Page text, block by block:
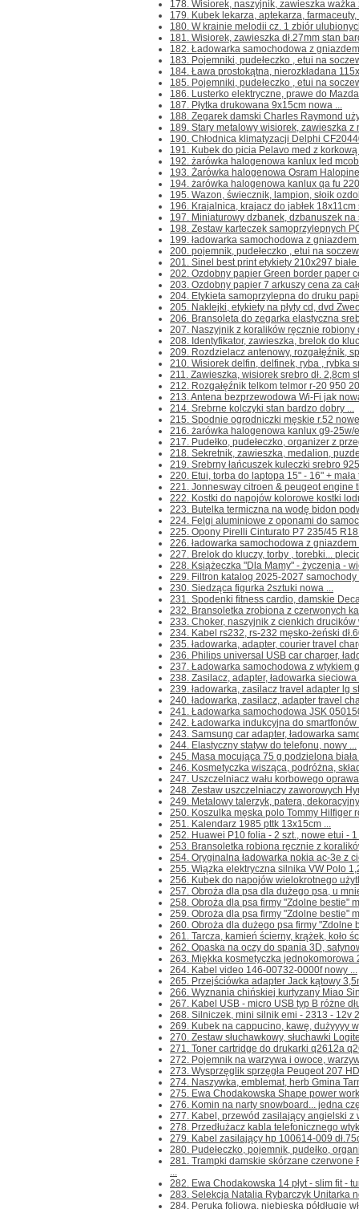
178. Wisiorek, naszyjnik, zawieszka ważka
179. Kubek lekarza, aptekarza,
180. W krainie melodii cz. 1 zbiór
181. Wisiorek, zawieszka dł.27mm stan
182. Ładowarka samochodowa z
183. Pojemniki, pudełeczko , etui na
184. Ława prostokątna, nierozkładana
185. Pojemniki, pudełeczko , etui na
186. Lusterko elektryczne, prawe do
187. Płytka drukowana 9x15cm nowa ...
188. Zegarek damski Charles Raymond
189. Stary metalowy wisiorek, zawieszka z
190. Chłodnica klimatyzacji Delphi
191. Kubek do picia Pelavo med z
192. żarówka halogenowa kanlux led
193. Żarówka halogenowa Osram
194. żarówka halogenowa kanlux qa fu
195. Wazon, świecznik, lampion, słoik
196. Krajalnica, krajacz do jabłek
197. Miniaturowy dzbanek, dzbanuszek na
198. Zestaw karteczek samoprzylepnych
199. ładowarka samochodowa z
200. pojemnik, pudełeczko , etui na
201. Sinel best print etykiety 210x297 białe
202. Ozdobny papier Green border paper
203. Ozdobny papier 7 arkuszy cena za
204. Etykieta samoprzylepna do druku
205. Naklejki, etykiety na płyty cd, dvd
206. Bransoleta do zegarka elastyczna
207. Naszyjnik z koralików ręcznie robiony
208. Identyfikator, zawieszka, brelok do
209. Rozdzielacz antenowy, rozgałęźnik,
210. Wisiorek delfin, delfinek, ryba , rybka
211. Zawieszka, wisiorek srebro dł. 2,8cm
212. Rozgałęźnik telkom telmor r-20 950
213. Antena bezprzewodowa Wi-Fi jak
214. Srebrne kolczyki stan bardzo dobry ...
215. Spodnie ogrodniczki męskie r.52
216. żarówka halogenowa kanlux g9-25w/
217. Pudełko, pudełeczko, organizer z
218. Sekretnik, zawieszka, medalion,
219. Srebrny łańcuszek kuleczki srebro
220. Etui, torba do laptopa 15" - 16" + mała
221. Jonnesway citroen & peugeot engine
222. Kostki do napojów kolorowe kostki
223. Butelka termiczna na wodę bidon
224. Felgi aluminiowe z oponami do
225. Opony Pirelli Cinturato P7 235/45
226. ładowarka samochodowa z
227. Brelok do kluczy, torby , torebki...
228. Książeczka "Dla Mamy" - życzenia -
229. Filtron katalog 2025-2027
230. Siedząca figurka 2sztuki nowa ...
231. Spodenki fitness cardio, damskie
232. Bransoletka zrobiona z czerwonych
233. Choker, naszyjnik z cienkich drucików
234. Kabel rs232, rs-232 męsko-żeński
235. ładowarka, adapter, courier travel
236. Philips universal USB car charger,
237. Ładowarka samochodowa z wtykiem
238. Zasilacz, adapter, ładowarka
239. ładowarka, zasilacz travel adapter lg
240. ładowarka, zasilacz, adapter travel
241. Ładowarka samochodowa JSK
242. Ładowarka indukcyjna do
243. Samsung car adapter, ładowarka
244. Elastyczny statyw do telefonu, nowy ...
245. Masa mocująca 75 g podzielona
246. Kosmetyczka wisząca, podróżna,
247. Uszczelniacz wału korbowego
248. Zestaw uszczelniaczy zaworowych
249. Metalowy talerzyk, patera,
250. Koszulka męska polo Tommy Hilfiger
251. Kalendarz 1985 pttk 13x15cm ...
252. Huawei P10 folia - 2 szt., nowe etui -
253. Bransoletka robiona ręcznie z
254. Oryginalna ładowarka nokia ac-3e z
255. Wiązka elektryczna silnika VW Polo
256. Kubek do napojów wielokrotnego
257. Obroża dla psa dla dużego psa, u
258. Obroża dla psa firmy "Zdolne bestie"
259. Obroża dla psa firmy "Zdolne bestie"
260. Obroża dla dużego psa firmy "Zdolne
261. Tarcza, kamień ścierny, krążek, koło
262. Opaska na oczy do spania 3D,
263. Miękka kosmetyczka jednokomorowa
264. Kabel video 146-00732-0000f nowy ...
265. Przejściówka adapter Jack kątowy
266. Wyznania chińskiej kurtyzany Miao
267. Kabel USB - micro USB typ B różne
268. Silniczek, mini silnik emi - 2313 - 12v
269. Kubek na cappucino, kawę, dużyyyy
270. Zestaw słuchawkowy, słuchawki
271. Toner cartridge do drukarki q2612a
272. Pojemnik na warzywa i owoce,
273. Wysprzęglik sprzęgła Peugeot 207
274. Naszywka, emblemat, herb Gmina
275. Ewa Chodakowska Shape power
276. Komin na narty snowboard... jedna
277. Kabel, przewód zasilający angielski z
278. Przedłużacz kabla telefonicznego
279. Kabel zasilający hp 100614-009
280. Pudełeczko, pojemnik, pudełko,
281. Trampki damskie skórzane czerwone
...
282. Ewa Chodakowska 14 płyt - slim fit -
283. Selekcja Natalia Rybarczyk Unitarka
284. Peruka foliowa, niebieska półdługie